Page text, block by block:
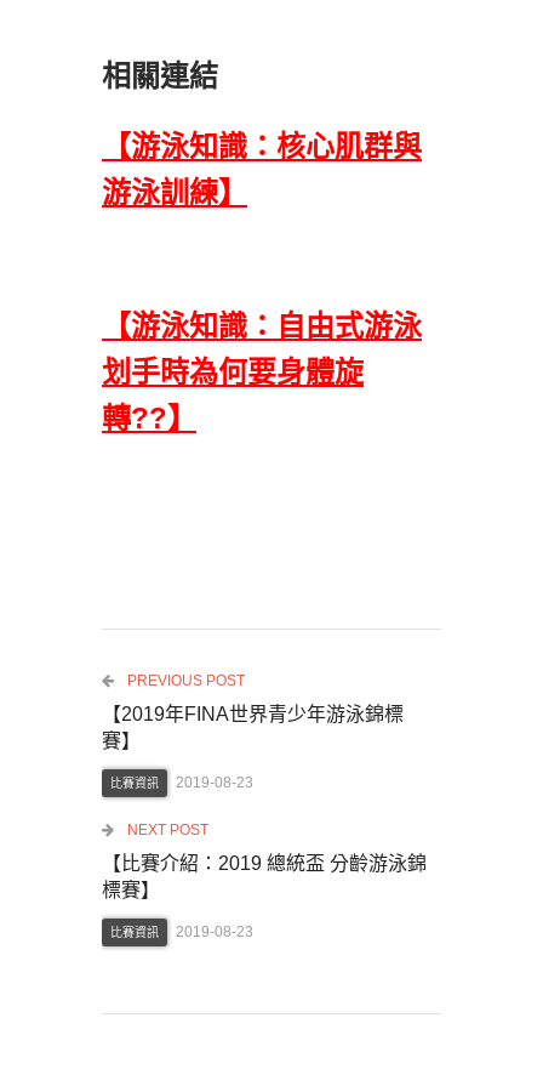
相關連結
【游泳知識：核心肌群與
游泳訓練】
【游泳知識：自由式游泳
划手時為何要身體旋
轉??】​
PREVIOUS POST
【2019年FINA世界青少年游泳錦標
賽】
比賽資訊 2019-08-23
NEXT POST
【比賽介紹：2019 總統盃 分齡游泳錦
標賽】
比賽資訊 2019-08-23